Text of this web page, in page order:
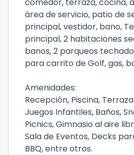
área de servicio, patio de
principal, vestidor, bano,
principal, 2 habitaciones
banos, 2 parqueos
para carrito de Golf, gas,
Amenidades:
Recepción, Piscina,
Juegos Infantiles, Baños,
Picnics, Gimnasio al aire
Sala de Eventos, Decks
BBQ, entre otros.